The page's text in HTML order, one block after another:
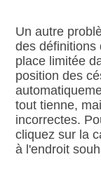
Un autre
des définitions
place limitée
position des
tout tienne,
incorrectes.
cliquez sur la
à l'endroit